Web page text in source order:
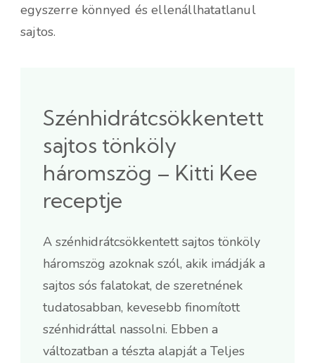
egyszerre könnyed és ellenállhatatlanul
sajtos.
Szénhidrátcsökkentett
sajtos tönköly
háromszög – Kitti Kee
receptje
A szénhidrátcsökkentett sajtos tönköly
háromszög azoknak szól, akik imádják a
sajtos sós falatokat, de szeretnének
tudatosabban, kevesebb finomított
szénhidráttal nassolni. Ebben a
változatban a tészta alapját a Teljes